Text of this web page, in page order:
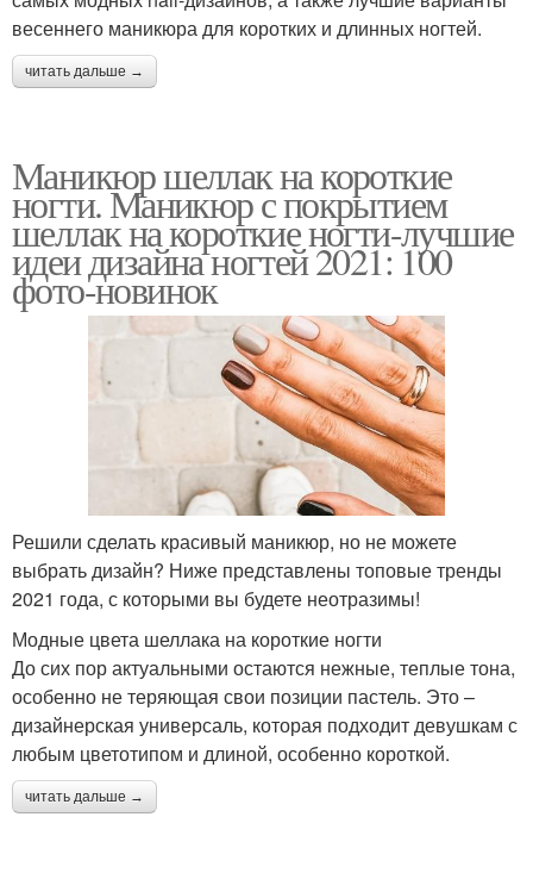
весеннего маникюра для коротких и длинных ногтей.
читать дальше →
Маникюр шеллак на короткие
ногти. Маникюр с покрытием
шеллак на короткие ногти-лучшие
идеи дизайна ногтей 2021: 100
фото-новинок
Решили сделать красивый маникюр, но не можете
выбрать дизайн? Ниже представлены топовые тренды
2021 года, с которыми вы будете неотразимы!
Модные цвета шеллака на короткие ногти
До сих пор актуальными остаются нежные, теплые тона,
особенно не теряющая свои позиции пастель. Это –
дизайнерская универсаль, которая подходит девушкам с
любым цветотипом и длиной, особенно короткой.
читать дальше →